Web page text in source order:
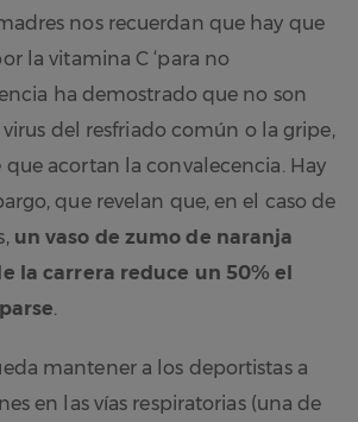
nos recuerdan que hay que
la vitamina C ‘para no
ha demostrado que no son
del resfriado común o la gripe,
que acortan la convalecencia. Hay
que revelan que, en el caso de
un vaso de zumo de naranja
la carrera reduce un 50% el
mantener a los deportistas a
en las vías respiratorias (una de